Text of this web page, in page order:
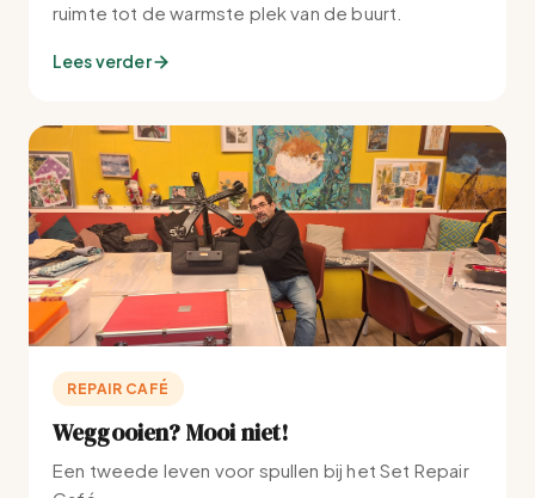
ruimte tot de warmste plek van de buurt.
Lees verder
REPAIR CAFÉ
Weggooien? Mooi niet!
Een tweede leven voor spullen bij het Set Repair